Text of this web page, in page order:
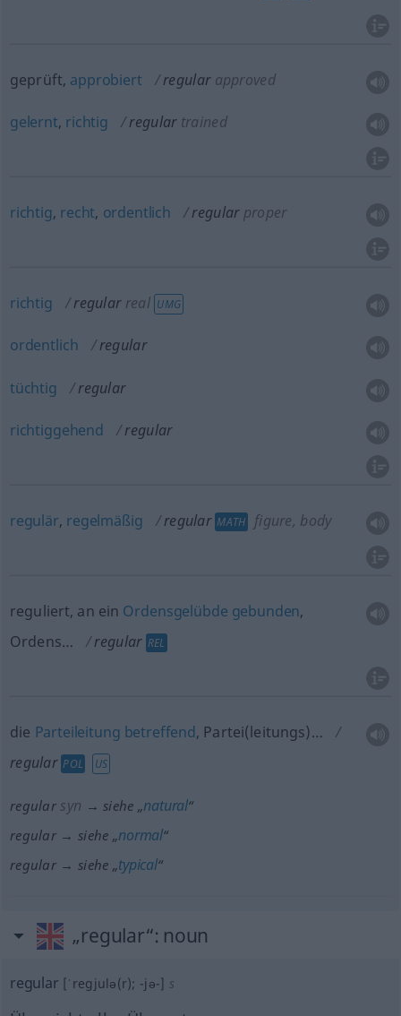
geprüft, approbiert regular approved
gelernt, richtig regular trained
richtig, recht, ordentlich regular proper
richtig regular real UMG
ordentlich regular
tüchtig regular
richtiggehend regular
regulär, regelmäßig regular MATH figure, body
reguliert, an ein Ordensgelübde gebunden,
Ordens…
regular REL
die Parteileitung betreffend, Partei(leitungs)…
regular POL US
regular syn → siehe „natural“
regular → siehe „normal“
regular → siehe „typical“
„regular“: noun
regular [ˈregjulə(r); -jə-] s